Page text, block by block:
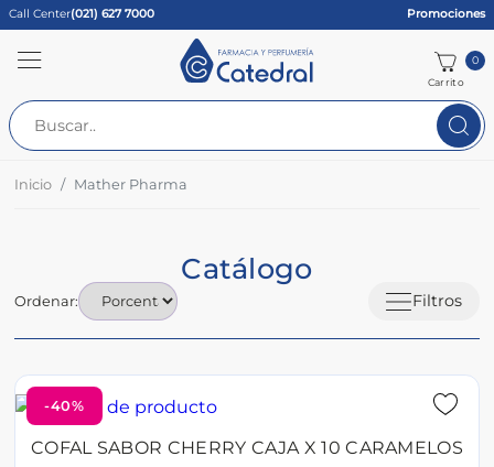
Call Center(021) 627 7000 Promociones
Carrito
0
Inicio Mather Pharma
Catálogo
Filtros
Ordenar:
-40%
COFAL SABOR CHERRY CAJA X 10 CARAMELOS